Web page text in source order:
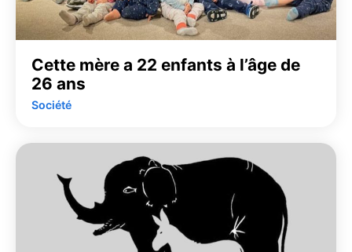
Cette mère a 22 enfants à l’âge de
26 ans
Société